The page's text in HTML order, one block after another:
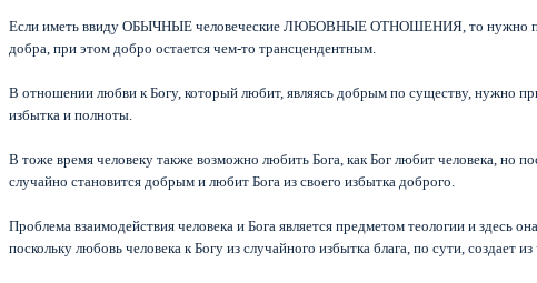
Если иметь ввиду ОБЫЧНЫЕ человеческие ЛЮБОВНЫЕ ОТНОШЕНИЯ, то нужно
добра, при этом добро остается чем-то трансцендентным.
В отношении любви к Богу, который любит, являясь добрым по существу, нужно
избытка и полноты.
В тоже время человеку также возможно любить Бога, как Бог любит человека, но
случайно становится добрым и любит Бога из своего избытка доброго.
Проблема взаимодействия человека и Бога является предметом теологии и здесь
поскольку любовь человека к Богу из случайного избытка блага, по сути, создает